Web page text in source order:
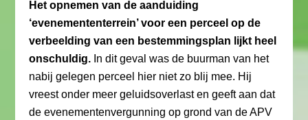
Het opnemen van de aanduiding
‘evenemententerrein’ voor een perceel op de
verbeelding van een bestemmingsplan lijkt heel
onschuldig. In dit geval was de buurman van het
nabij gelegen perceel hier niet zo blij mee. Hij
vreest onder meer geluidsoverlast en geeft aan dat
de evenementenvergunning op grond van de APV